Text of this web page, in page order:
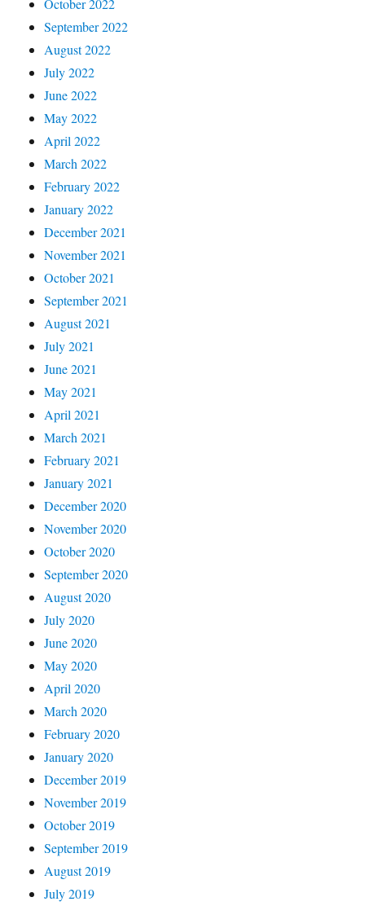
September 2022
August 2022
July 2022
June 2022
May 2022
April 2022
March 2022
February 2022
January 2022
December 2021
November 2021
October 2021
September 2021
August 2021
July 2021
June 2021
May 2021
April 2021
March 2021
February 2021
January 2021
December 2020
November 2020
October 2020
September 2020
August 2020
July 2020
June 2020
May 2020
April 2020
March 2020
February 2020
January 2020
December 2019
November 2019
October 2019
September 2019
August 2019
July 2019